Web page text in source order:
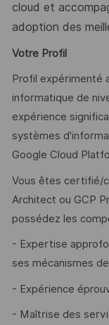
cloud et
adoption des
Votre Profil
Profil expérimenté
informatique de
expérience
systèmes
Google Cloud
Vous êtes certifié/
Architect ou GCP
possédez les
- Expertise
ses mécanismes
- Expérience
- Maîtrise des